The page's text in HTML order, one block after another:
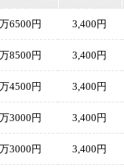
6500円 3,400円
8500円 3,400円
4500円 3,400円
3000円 3,400円
3000円 3,400円